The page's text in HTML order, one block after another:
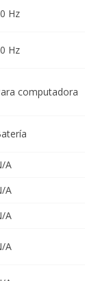
Hz
Hz
computadora
A
A
A
A